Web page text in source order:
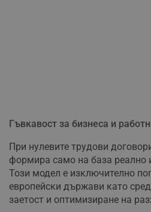
Гъвкавост за бизнеса и
При нулевите трудови
формира само на база реално
Този модел е изключително
европейски държави като
заетост и оптимизиране на